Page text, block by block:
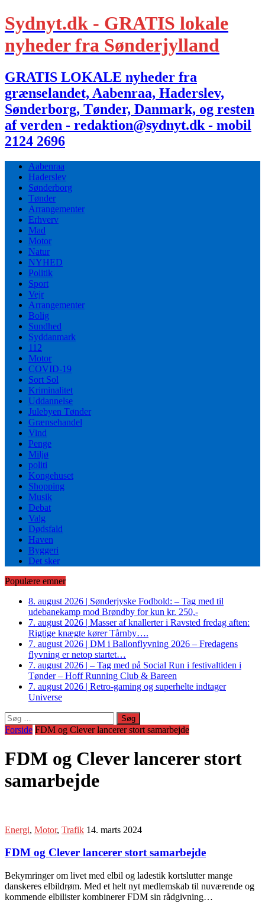
Sydnyt.dk - GRATIS lokale
nyheder fra Sønderjylland
GRATIS LOKALE nyheder fra
grænselandet, Aabenraa, Haderslev,
Sønderborg, Tønder, Danmark, og resten
af verden - redaktion@sydnyt.dk - mobil
2124 2696
Aabenraa
Haderslev
Sønderborg
Tønder
Arrangementer
Erhverv
Mad
Motor
Natur
NYHED
Politik
Sport
Vejr
Arrangementer
Bolig
Sundhed
Syddanmark
112
Motor
COVID-19
Sort Sol
Kriminalitet
Uddannelse
Julebyen Tønder
Grænsehandel
Vind
Penge
Miljø
politi
Kongehuset
Shopping
Musik
Debat
Valg
Dødsfald
Haven
Byggeri
Det sker
Populære emner
8. august 2026 | Sønderjyske Fodbold: – Tag med til
udebanekamp mod Brøndby for kun kr. 250,-
7. august 2026 | Masser af knallerter i Ravsted fredag aften:
Rigtige knægte kører Tårnby….
7. august 2026 | DM i Ballonflyvning 2026 – Fredagens
flyvning er netop startet…
7. august 2026 | – Tag med på Social Run i festivaltiden i
Tønder – Hoff Running Club & Bareen
7. august 2026 | Retro-gaming og superhelte indtager
Universe
Søg
efter:
Forside FDM og Clever lancerer stort samarbejde
FDM og Clever lancerer stort
samarbejde
Energi, Motor, Trafik 14. marts 2024
FDM og Clever lancerer stort samarbejde
Bekymringer om livet med elbil og ladestik kortslutter mange
danskeres elbildrøm. Med et helt nyt medlemskab til nuværende og
kommende elbilister kombinerer FDM sin rådgivning…